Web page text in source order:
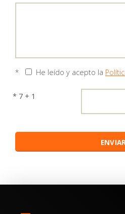
* He leído y acepto la
* 7 + 1